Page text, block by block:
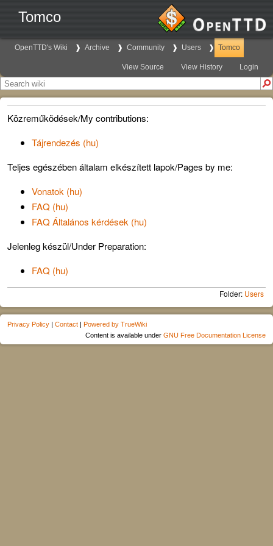
Tomco
OpenTTD's Wiki Archive Community Users Tomco
View Source View History Login
Közreműködések/My contributions:
Tájrendezés (hu)
Teljes egészében általam elkészített lapok/Pages by me:
Vonatok (hu)
FAQ (hu)
FAQ Általános kérdések (hu)
Jelenleg készül/Under Preparation:
FAQ (hu)
Folder: Users
Privacy Policy | Contact | Powered by TrueWiki
Content is available under GNU Free Documentation License